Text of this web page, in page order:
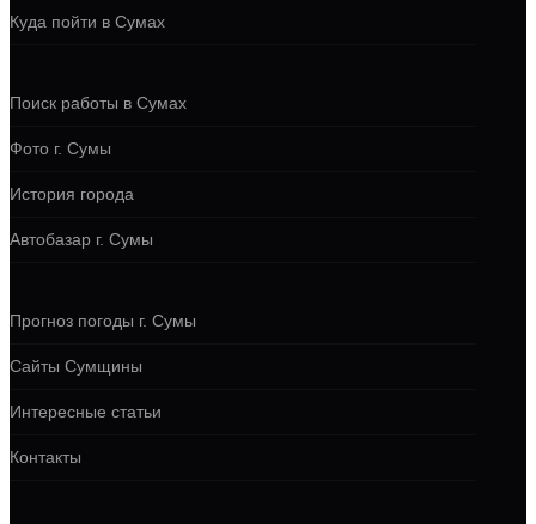
Куда пойти в Сумах
Поиск работы в Сумах
Фото г. Сумы
История города
Автобазар г. Сумы
Прогноз погоды г. Сумы
Сайты Сумщины
Интересные статьи
Контакты